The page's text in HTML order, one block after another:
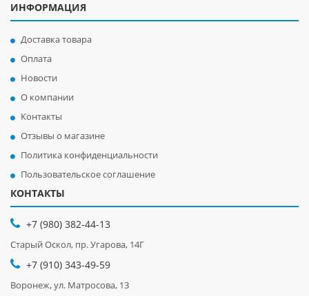
ИНФОРМАЦИЯ
Доставка товара
Оплата
Новости
О компании
Контакты
Отзывы о магазине
Политика конфиденциальности
Пользовательское соглашение
КОНТАКТЫ
+7 (980) 382-44-13
Старый Оскол, пр. Угарова, 14Г
+7 (910) 343-49-59
Воронеж, ул. Матросова, 13